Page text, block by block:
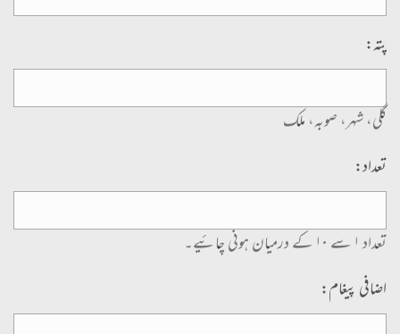
پتہ:
گلی، شہر، صوبہ، ملک
تعداد:
تعداد ۱ سے ۱۰ کے درمیان ہونی چائیے۔
اضافی پیغام: